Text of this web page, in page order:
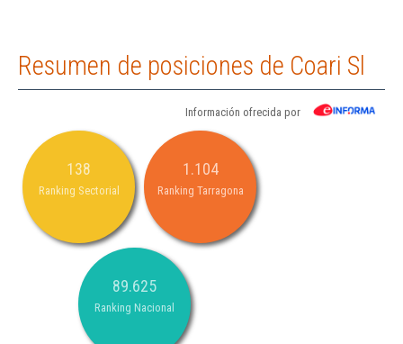
Resumen de posiciones de Coari Sl
Información ofrecida por
138
Ranking Sectorial
1.104
Ranking Tarragona
89.625
Ranking Nacional